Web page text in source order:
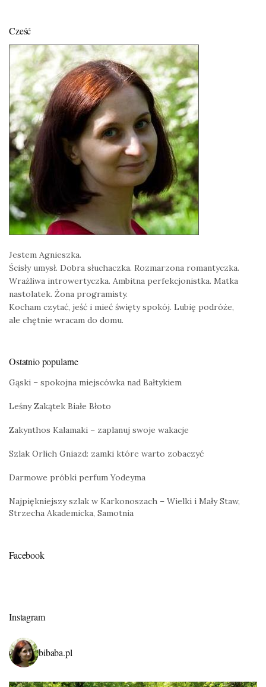
Cześć
Jestem Agnieszka.
Ścisły umysł. Dobra słuchaczka. Rozmarzona romantyczka.
Wrażliwa introwertyczka. Ambitna perfekcjonistka. Matka
nastolatek. Żona programisty.
Kocham czytać, jeść i mieć święty spokój. Lubię podróże,
ale chętnie wracam do domu.
Ostatnio popularne
Gąski – spokojna miejscówka nad Bałtykiem
Leśny Zakątek Białe Błoto
Zakynthos Kalamaki – zaplanuj swoje wakacje
Szlak Orlich Gniazd: zamki które warto zobaczyć
Darmowe próbki perfum Yodeyma
Najpiękniejszy szlak w Karkonoszach – Wielki i Mały Staw,
Strzecha Akademicka, Samotnia
Facebook
Instagram
bibaba.pl